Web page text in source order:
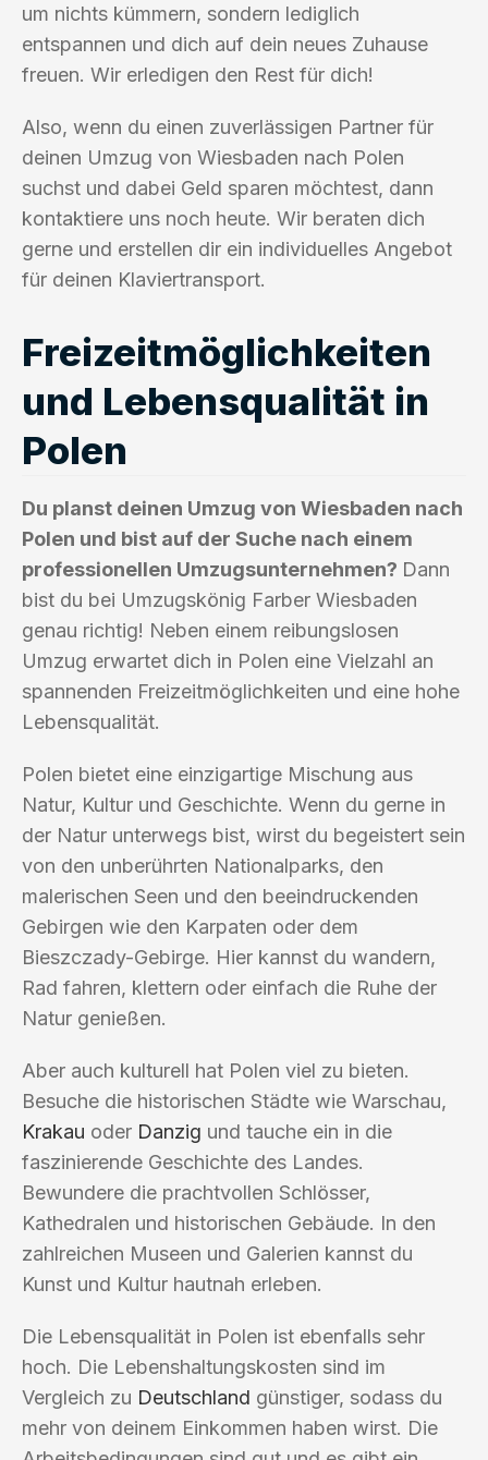
um nichts kümmern, sondern lediglich
entspannen und dich auf dein neues Zuhause
freuen. Wir erledigen den Rest für dich!
Also, wenn du einen zuverlässigen Partner für
deinen Umzug von Wiesbaden nach Polen
suchst und dabei Geld sparen möchtest, dann
kontaktiere uns noch heute. Wir beraten dich
gerne und erstellen dir ein individuelles Angebot
für deinen Klaviertransport.
Freizeitmöglichkeiten
und Lebensqualität in
Polen
Du planst deinen Umzug von Wiesbaden nach
Polen und bist auf der Suche nach einem
professionellen Umzugsunternehmen? Dann
bist du bei Umzugskönig Farber Wiesbaden
genau richtig! Neben einem reibungslosen
Umzug erwartet dich in Polen eine Vielzahl an
spannenden Freizeitmöglichkeiten und eine hohe
Lebensqualität.
Polen bietet eine einzigartige Mischung aus
Natur, Kultur und Geschichte. Wenn du gerne in
der Natur unterwegs bist, wirst du begeistert sein
von den unberührten Nationalparks, den
malerischen Seen und den beeindruckenden
Gebirgen wie den Karpaten oder dem
Bieszczady-Gebirge. Hier kannst du wandern,
Rad fahren, klettern oder einfach die Ruhe der
Natur genießen.
Aber auch kulturell hat Polen viel zu bieten.
Besuche die historischen Städte wie Warschau,
Krakau oder Danzig und tauche ein in die
faszinierende Geschichte des Landes.
Bewundere die prachtvollen Schlösser,
Kathedralen und historischen Gebäude. In den
zahlreichen Museen und Galerien kannst du
Kunst und Kultur hautnah erleben.
Die Lebensqualität in Polen ist ebenfalls sehr
hoch. Die Lebenshaltungskosten sind im
Vergleich zu Deutschland günstiger, sodass du
mehr von deinem Einkommen haben wirst. Die